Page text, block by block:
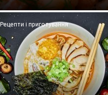
Рецепти і приготування